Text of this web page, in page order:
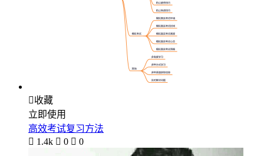
收藏
立即使用
高效考试复习方法
 1.4k  0  0